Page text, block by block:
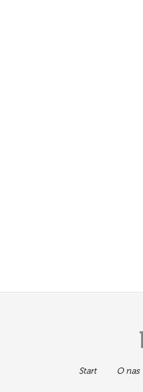
Start O nas